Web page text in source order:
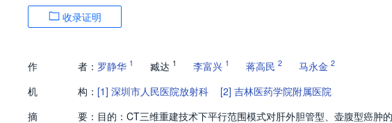
收录证明
作 者： 罗静华 1 臧达 1 李富兴 1 蒋高民 2 马永金 2
机 构： [1] 深圳市人民医院放射科 [2] 吉林医药学院附属医院
摘
要： 目的：CT三维重建技术下平行范围模式对肝外胆管型、壶腹型癌肿